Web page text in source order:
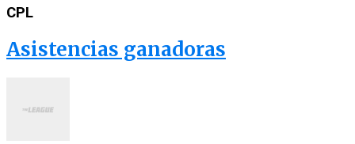
CPL
Asistencias ganadoras